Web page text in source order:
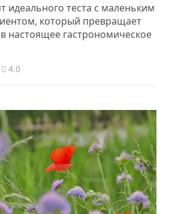
идеального теста с маленьким
который превращает
настоящее гастрономическое
4.0